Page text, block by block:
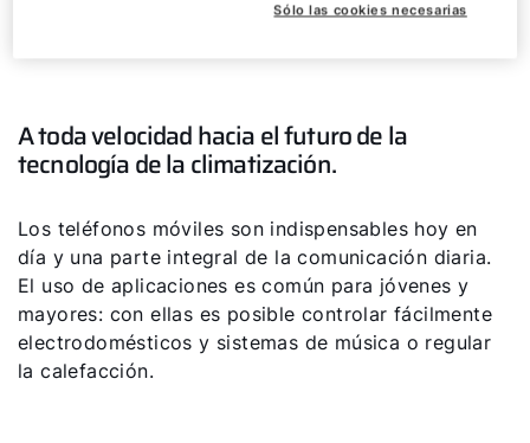
A toda velocidad hacia el futuro de la
tecnología de la climatización.
Los teléfonos móviles son indispensables hoy en
día y una parte integral de la comunicación diaria.
El uso de aplicaciones es común para jóvenes y
mayores: con ellas es posible controlar fácilmente
electrodomésticos y sistemas de música o regular
la calefacción.
Herramientas
Important Links
Descargas
Servicio App
Sólo las cookies necesarias